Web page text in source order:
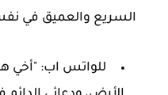
السريع والعميق في
للواتس اب: "أخي